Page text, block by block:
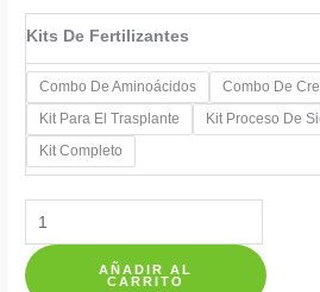
de
precios:
desde
$ 28.350
hasta
Kits De Fertilizantes
Combo De Aminoácidos
Combo De
Kit Para El Trasplante
Kit Proceso De
Kit Completo
Kits
De
FertilizantesAÑADIR AL
CARRITO